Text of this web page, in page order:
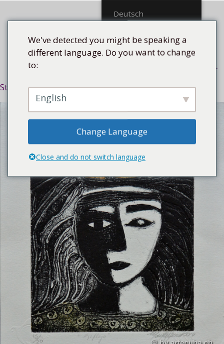
Menü
Startseite/Thema/Afrokubanisch/ Reflejo, 2019
Deutsch
We've detected you might be speaking a
different language. Do you want to change
to:
English
Change Language
Close and do not switch language